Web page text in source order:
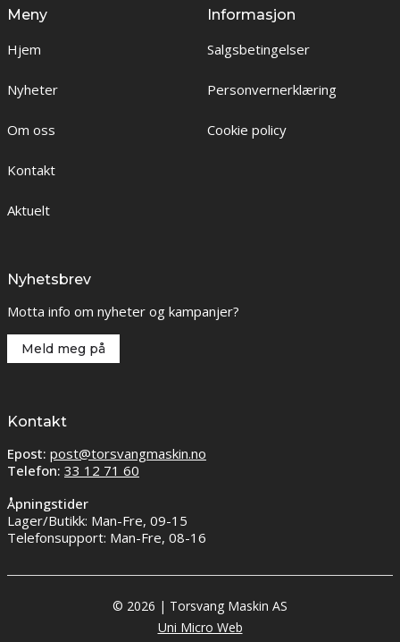
Meny
Hjem
Nyheter
Om oss
Kontakt
Aktuelt
Informasjon
Salgsbetingelser
Personvernerklæring
Cookie policy
Nyhetsbrev
Motta info om nyheter og kampanjer?
Meld meg på
Kontakt
Epost: post@torsvangmaskin.no
Telefon: 33 12 71 60
Åpningstider
Lager/Butikk: Man-Fre, 09-15
Telefonsupport: Man-Fre, 08-16
© 2026 | Torsvang Maskin AS
Uni Micro Web